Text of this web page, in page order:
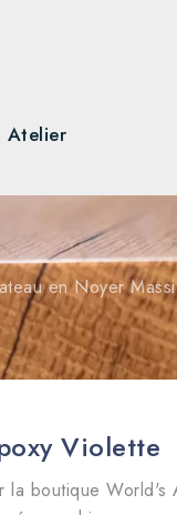
Atelier
en Noyer
Violette
la boutique